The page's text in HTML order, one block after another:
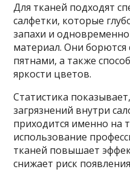
Для тканей подходят
салфетки, которые
запахи и
материал. Они
пятнами, а также
яркости цветов.
Статистика
загрязнений внутри
приходится именно на
использование
тканей повышает
снижает риск